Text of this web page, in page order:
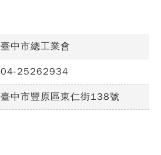
臺中市總工業會
04-25262934
臺中市豐原區東仁街138號